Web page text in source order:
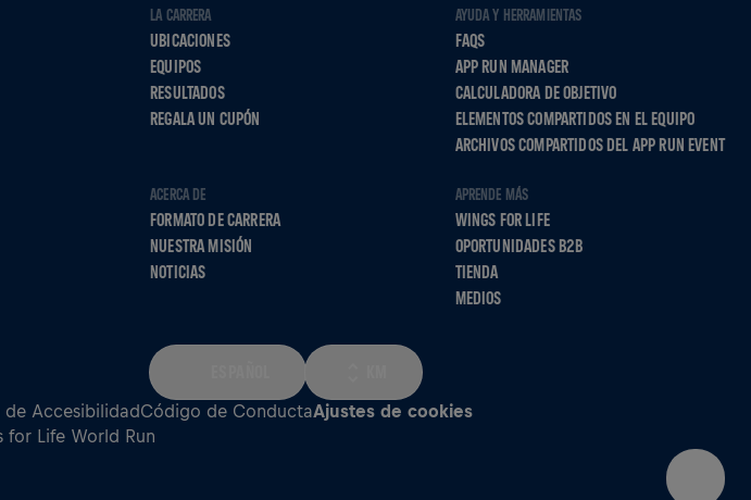
LA CARRERA
UBICACIONES
EQUIPOS
RESULTADOS
REGALA UN CUPÓN
AYUDA Y HERRAMIENTAS
FAQS
APP RUN MANAGER
CALCULADORA DE OBJETIVO
ELEMENTOS COMPARTIDOS EN EL EQUIPO
ARCHIVOS COMPARTIDOS DEL APP RUN EVENT
ACERCA DE
FORMATO DE CARRERA
NUESTRA MISIÓN
NOTICIAS
APRENDE MÁS
WINGS FOR LIFE
OPORTUNIDADES B2B
TIENDA
MEDIOS
AccesibilidadCódigo de ConductaAjustes de cookies
for Life World Run